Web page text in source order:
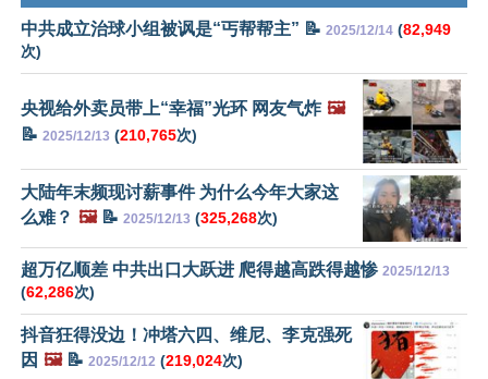
中共成立治球小组被讽是“丐帮帮主” 📝 2025/12/14 (82,949
次)
央视给外卖员带上“幸福”光环 网友气炸 🖼️
📝 2025/12/13 (210,765次)
大陆年末频现讨薪事件 为什么今年大家这
么难？ 🖼️📝 2025/12/13 (325,268次)
超万亿顺差 中共出口大跃进 爬得越高跌得越惨 2025/12/13
(62,286次)
抖音狂得没边！冲塔六四、维尼、李克强死
因 🖼️📝 2025/12/12 (219,024次)